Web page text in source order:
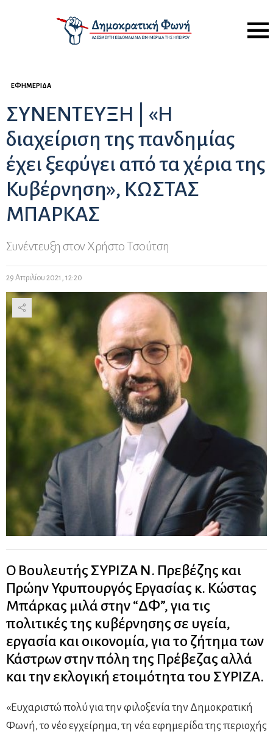
Menu
ΕΦΗΜΕΡΊΔΑ
ΣΥΝΕΝΤΕΥΞΗ | «Η
διαχείριση της πανδημίας
έχει ξεφύγει από τα χέρια της
Κυβέρνηση», ΚΩΣΤΑΣ
ΜΠΑΡΚΑΣ
Συνέντευξη στον Χρήστο Τσούτση
29 Απριλίου 2021, 12:20
Ο Βουλευτής ΣΥΡΙΖΑ Ν. Πρεβέζης και
Πρώην Υφυπουργός Εργασίας κ. Κώστας
Μπάρκας μιλά στην “ΔΦ”, για τις
πολιτικές της κυβέρνησης σε υγεία,
εργασία και οικονομία, για το ζήτημα των
Κάστρων στην πόλη της Πρέβεζας αλλά
και την εκλογική ετοιμότητα του ΣΥΡΙΖΑ.
«Ευχαριστώ πολύ για την φιλοξενία την Δημοκρατική
Φωνή, το νέο εγχείρημα, τη νέα εφημερίδα της περιοχής